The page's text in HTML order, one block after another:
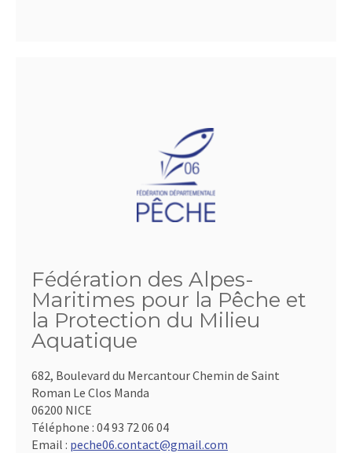
Fédération des Alpes-
Maritimes pour la Pêche et
la Protection du Milieu
Aquatique
682, Boulevard du Mercantour Chemin de Saint
Roman Le Clos Manda
06200 NICE
Téléphone : 04 93 72 06 04
Email : peche06.contact@gmail.com